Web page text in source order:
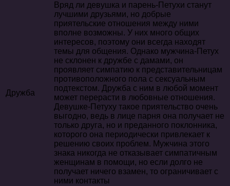
Дружба
Вряд ли девушка и парень-Петухи станут
лучшими друзьями, но добрые
приятельские отношения между ними
вполне возможны. У них много общих
интересов, поэтому они всегда находят
темы для общения. Однако мужчина-Петух
не склонен к дружбе с дамами, он
проявляет симпатию к представительницам
противоположного пола с сексуальным
подтекстом. Дружба с ним в любой момент
может перерасти в любовные отношения.
Девушке-Петуху такое приятельство очень
выгодно, ведь в лице парня она получает не
только друга, но и преданного поклонника,
которого она периодически привлекает к
решению своих проблем. Мужчина этого
знака никогда не отказывает симпатичным
женщинам в помощи, но если долго не
получает ничего взамен, то ограничивает с
ними контакты